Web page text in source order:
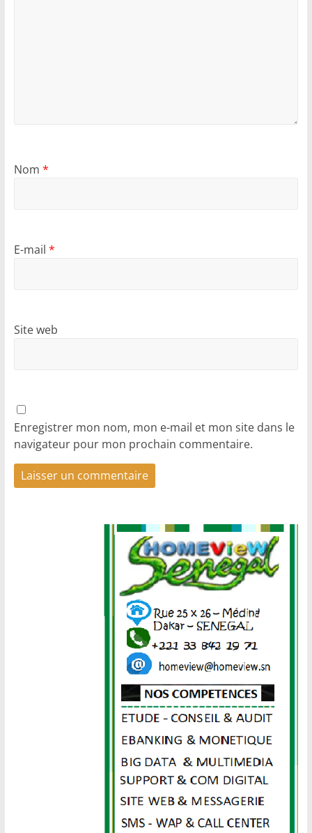
Nom *
E-mail *
Site web
Enregistrer mon nom, mon e-mail et mon site dans le
navigateur pour mon prochain commentaire.